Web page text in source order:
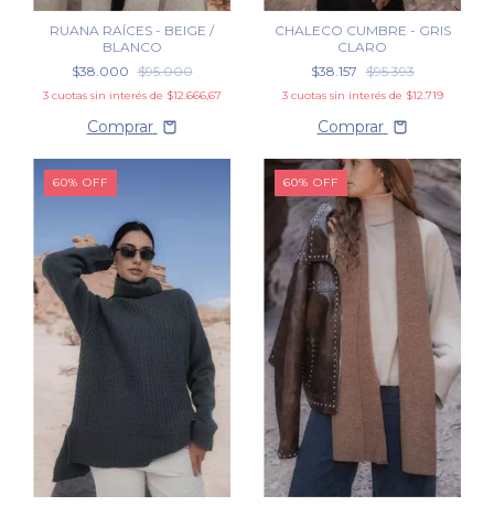
RUANA RAÍCES - BEIGE /
BLANCO
$38.000 $95.000
3 cuotas sin interés de $12.666,67
Comprar
CHALECO CUMBRE - GRIS
CLARO
$38.157 $95.393
3 cuotas sin interés de $12.719
Comprar
60% OFF 60% OFF